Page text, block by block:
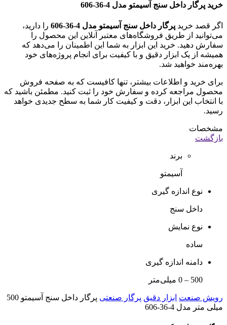
خرید پرگار داخل سنج آسیمتو مدل 4-36-606
اگر قصد خرید پرگار داخل سنج آسیمتو مدل 4-36-606
را دارید،
می‌توانید از طریق فروشگاه‌های معتبر آنلاین این محصول را
سفارش دهید. خرید این ابزار به شما این اطمینان را می‌دهد که
همیشه از یک ابزار دقیق و با کیفیت برای انجام پروژه‌های خود
بهره‌مند خواهید شد.
برای خرید و اطلاعات بیشتر، تنها کافیست که به صفحه فروش
محصول مراجعه کرده و سفارش خود را ثبت کنید. مطمئن باشید که
با انتخاب این ابزار، دقت و کیفیت کار شما به سطح جدیدی خواهد
رسید.
مشخصات
بازگشت
برند
آسیمتو
نوع اندازه گیری
داخل سنج
نوع نمایش
ساده
دامنه اندازه گیری
500 – 0 میلی‌متر
رویش صنعت ابزار دقیق پرگار صنعتی
پرگار داخل سنج آسیمتو 500
میلی متر مدل 4-36-606